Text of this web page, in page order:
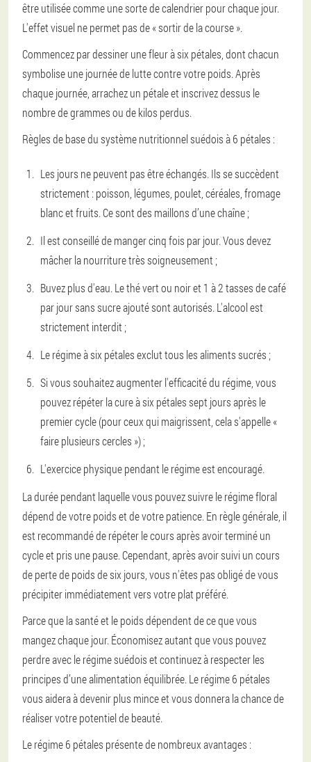
être utilisée comme une sorte de calendrier pour chaque jour.
L'effet visuel ne permet pas de « sortir de la course ».
Commencez par dessiner une fleur à six pétales, dont chacun
symbolise une journée de lutte contre votre poids. Après
chaque journée, arrachez un pétale et inscrivez dessus le
nombre de grammes ou de kilos perdus.
Règles de base du système nutritionnel suédois à 6 pétales :
Les jours ne peuvent pas être échangés. Ils se succèdent
strictement : poisson, légumes, poulet, céréales, fromage
blanc et fruits. Ce sont des maillons d’une chaîne ;
Il est conseillé de manger cinq fois par jour. Vous devez
mâcher la nourriture très soigneusement ;
Buvez plus d'eau. Le thé vert ou noir et 1 à 2 tasses de café
par jour sans sucre ajouté sont autorisés. L'alcool est
strictement interdit ;
Le régime à six pétales exclut tous les aliments sucrés ;
Si vous souhaitez augmenter l'efficacité du régime, vous
pouvez répéter la cure à six pétales sept jours après le
premier cycle (pour ceux qui maigrissent, cela s'appelle «
faire plusieurs cercles ») ;
L'exercice physique pendant le régime est encouragé.
La durée pendant laquelle vous pouvez suivre le régime floral
dépend de votre poids et de votre patience. En règle générale, il
est recommandé de répéter le cours après avoir terminé un
cycle et pris une pause. Cependant, après avoir suivi un cours
de perte de poids de six jours, vous n'êtes pas obligé de vous
précipiter immédiatement vers votre plat préféré.
Parce que la santé et le poids dépendent de ce que vous
mangez chaque jour. Économisez autant que vous pouvez
perdre avec le régime suédois et continuez à respecter les
principes d’une alimentation équilibrée. Le régime 6 pétales
vous aidera à devenir plus mince et vous donnera la chance de
réaliser votre potentiel de beauté.
Le régime 6 pétales présente de nombreux avantages :